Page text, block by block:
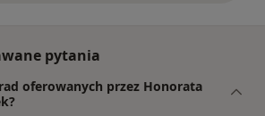
pytania
oferowanych przez Honorata